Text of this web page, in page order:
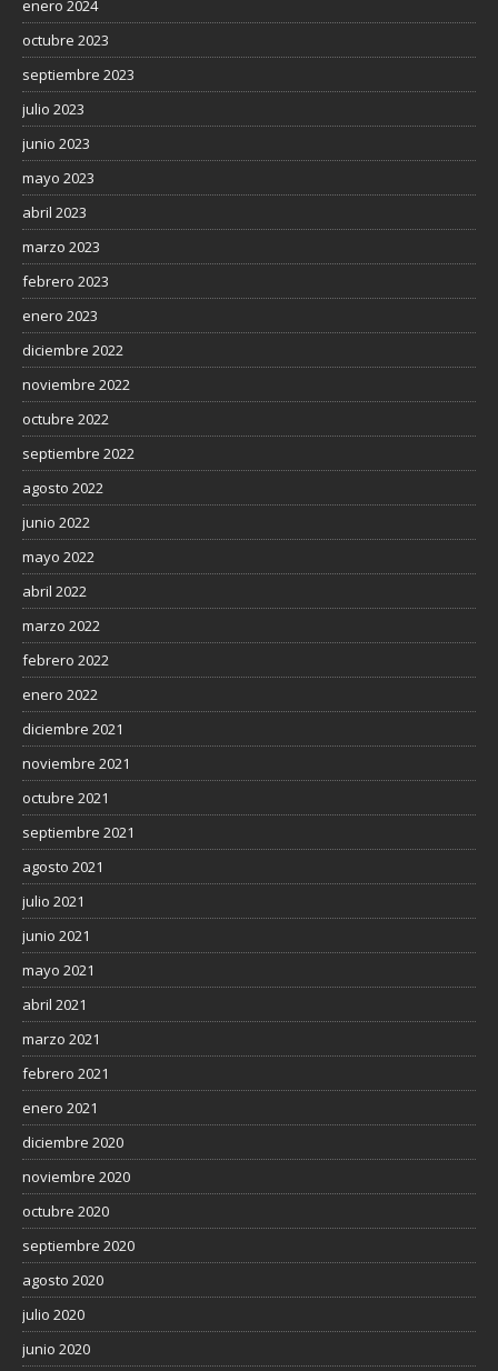
enero 2024
octubre 2023
septiembre 2023
julio 2023
junio 2023
mayo 2023
abril 2023
marzo 2023
febrero 2023
enero 2023
diciembre 2022
noviembre 2022
octubre 2022
septiembre 2022
agosto 2022
junio 2022
mayo 2022
abril 2022
marzo 2022
febrero 2022
enero 2022
diciembre 2021
noviembre 2021
octubre 2021
septiembre 2021
agosto 2021
julio 2021
junio 2021
mayo 2021
abril 2021
marzo 2021
febrero 2021
enero 2021
diciembre 2020
noviembre 2020
octubre 2020
septiembre 2020
agosto 2020
julio 2020
junio 2020